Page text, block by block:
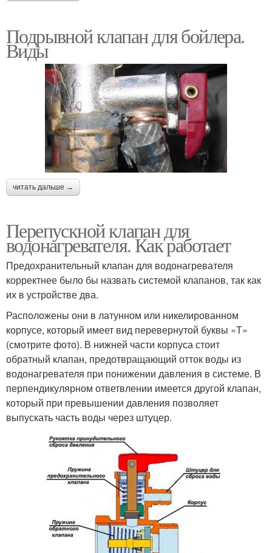
Подрывной клапан для бойлера.
Виды
читать дальше →
Перепускной клапан для
водонагревателя. Как работает
Предохранительный клапан для водонагревателя
корректнее было бы назвать системой клапанов, так как
их в устройстве два.
Расположены они в латунном или никелированном
корпусе, который имеет вид перевернутой буквы «Т»
(смотрите фото). В нижней части корпуса стоит
обратный клапан, предотвращающий отток воды из
водонагревателя при понижении давления в системе. В
перпендикулярном ответвлении имеется другой клапан,
который при превышении давления позволяет
выпускать часть воды через штуцер.